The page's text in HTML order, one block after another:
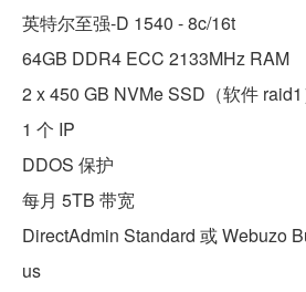
英特尔至强-D 1540 - 8c/16t
64GB DDR4 ECC 2133MHz RAM
2 x 450 GB NVMe SSD（软件 raid1
1 个 IP
DDOS 保护
每月 5TB 带宽
DirectAdmin Standard 或 Webuzo
us